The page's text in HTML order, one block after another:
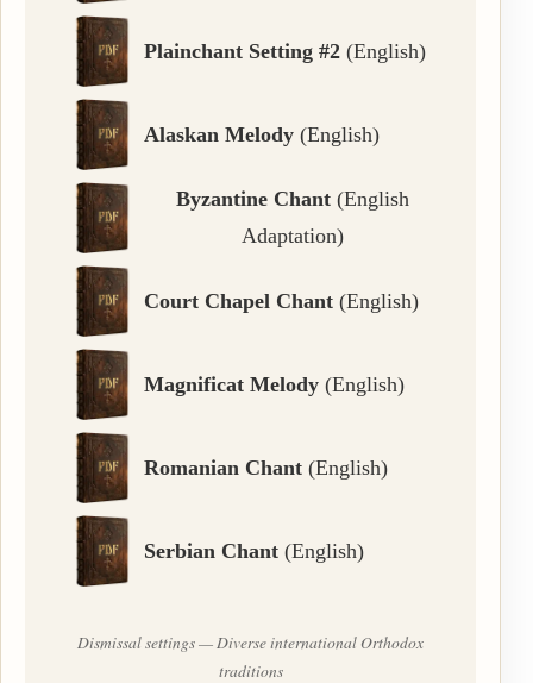
Plainchant Setting #2 (English)
Alaskan Melody (English)
Byzantine Chant(English
Adaptation)
Court Chapel Chant (English)
Magnificat Melody (English)
Romanian Chant (English)
Serbian Chant (English)
Dismissal settings — Diverse international Orthodox
traditions